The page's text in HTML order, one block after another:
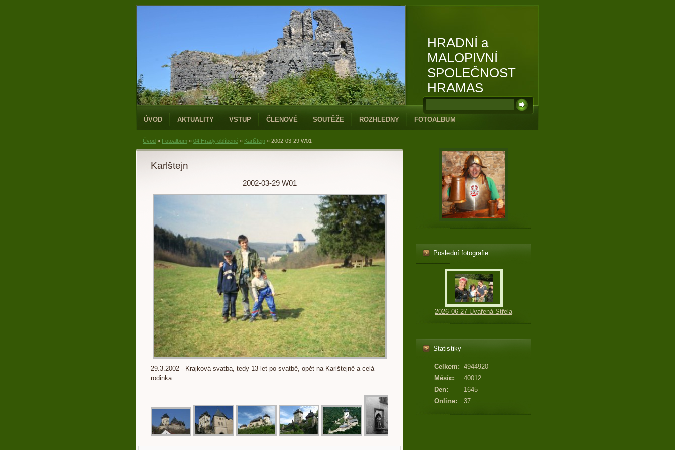
HRADNÍ a
MALOPIVNÍ
SPOLEČNOST
HRAMAS
ÚVOD AKTUALITY VSTUP ČLENOVÉ SOUTĚŽE ROZHLEDNY FOTOALBUM
Úvod » Fotoalbum » 04 Hrady oblíbené » Karlštejn » 2002-03-29 W01
Karlštejn
2002-03-29 W01
29.3.2002 - Krajková svatba, tedy 13 let po svatbě, opět na Karlštejně a celá
rodinka.
Poslední fotografie
2026-06-27 Uvařená Střela
Statistiky
Online: 37
Celkem: 4944920
Měsíc:
40012
Den:
1645